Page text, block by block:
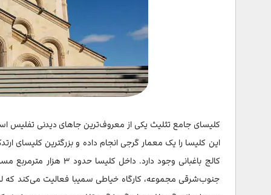
مجسمه مادر گرجستان
برج ساعت و تئاتر عروسکی رزو گابریادزه
راه آهن فانیکولار تفلیس
سوالات متداول
این کلیسا را یک معمار گرجی انجام داده و بزرگترین
جنوب‌شرقی مجموعه، کارگاه خیاطی سمیبا فعالیت می‌کند